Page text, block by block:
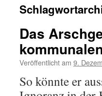
Das
Veröffentlicht am 9.
So könnte er